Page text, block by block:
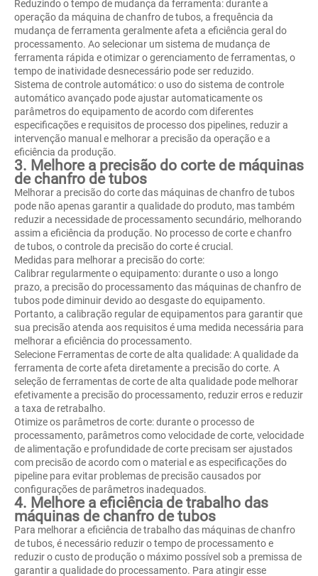
Reduzindo o tempo de mudança da ferramenta: durante a
operação da máquina de chanfro de tubos, a frequência da
mudança de ferramenta geralmente afeta a eficiência geral do
processamento. Ao selecionar um sistema de mudança de
ferramenta rápida e otimizar o gerenciamento de ferramentas, o
tempo de inatividade desnecessário pode ser reduzido.
Sistema de controle automático: o uso do sistema de controle
automático avançado pode ajustar automaticamente os
parâmetros do equipamento de acordo com diferentes
especificações e requisitos de processo dos pipelines, reduzir a
intervenção manual e melhorar a precisão da operação e a
eficiência da produção.
3. Melhore a precisão do corte de máquinas
de chanfro de tubos
Melhorar a precisão do corte das máquinas de chanfro de tubos
pode não apenas garantir a qualidade do produto, mas também
reduzir a necessidade de processamento secundário, melhorando
assim a eficiência da produção. No processo de corte e chanfro
de tubos, o controle da precisão do corte é crucial.
Medidas para melhorar a precisão do corte:
Calibrar regularmente o equipamento: durante o uso a longo
prazo, a precisão do processamento das máquinas de chanfro de
tubos pode diminuir devido ao desgaste do equipamento.
Portanto, a calibração regular de equipamentos para garantir que
sua precisão atenda aos requisitos é uma medida necessária para
melhorar a eficiência do processamento.
Selecione Ferramentas de corte de alta qualidade: A qualidade da
ferramenta de corte afeta diretamente a precisão do corte. A
seleção de ferramentas de corte de alta qualidade pode melhorar
efetivamente a precisão do processamento, reduzir erros e reduzir
a taxa de retrabalho.
Otimize os parâmetros de corte: durante o processo de
processamento, parâmetros como velocidade de corte, velocidade
de alimentação e profundidade de corte precisam ser ajustados
com precisão de acordo com o material e as especificações do
pipeline para evitar problemas de precisão causados ​​por
configurações de parâmetros inadequados.
4. Melhore a eficiência de trabalho das
máquinas de chanfro de tubos
Para melhorar a eficiência de trabalho das máquinas de chanfro
de tubos, é necessário reduzir o tempo de processamento e
reduzir o custo de produção o máximo possível sob a premissa de
garantir a qualidade do processamento. Para atingir esse